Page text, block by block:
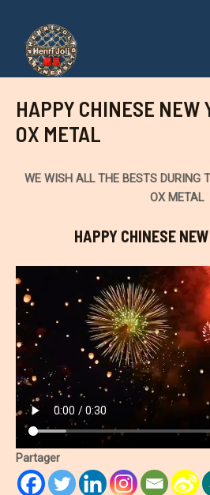
contenu
HAPPY CHINESE NEW
OX METAL
WE WISH ALL THE BESTS DURING
OX METAL
HAPPY CHINESE
Partager